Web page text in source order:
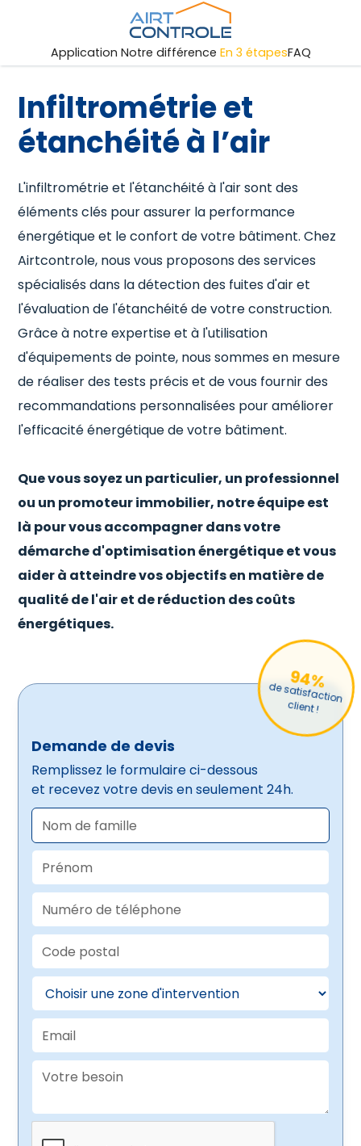
Application Notre différence En 3 étapesFAQ
Infiltrométrie et
étanchéité à l’air
L'infiltrométrie et l'étanchéité à l'air sont des
éléments clés pour assurer la performance
énergétique et le confort de votre bâtiment. Chez
Airtcontrole, nous vous proposons des services
spécialisés dans la détection des fuites d'air et
l'évaluation de l'étanchéité de votre construction.
Grâce à notre expertise et à l'utilisation
d'équipements de pointe, nous sommes en mesure
de réaliser des tests précis et de vous fournir des
recommandations personnalisées pour améliorer
l'efficacité énergétique de votre bâtiment.
Que vous soyez un particulier, un professionnel
ou un promoteur immobilier, notre équipe est
là pour vous accompagner dans votre
démarche d'optimisation énergétique et vous
aider à atteindre vos objectifs en matière de
qualité de l'air et de réduction des coûts
énergétiques.
94%
de satisfaction
client !
Demande de devis
Remplissez le formulaire ci-dessous
et recevez votre devis en seulement 24h.